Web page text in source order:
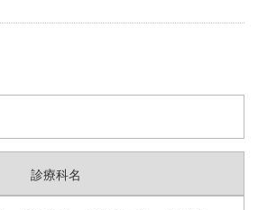
診療科名